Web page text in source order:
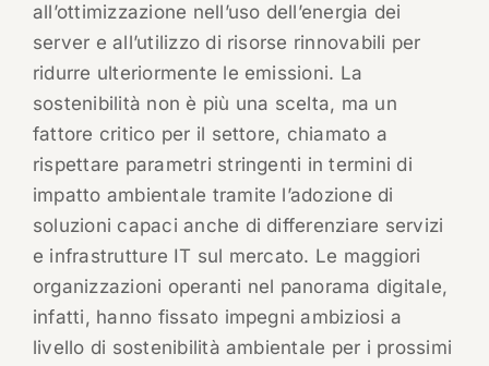
all’ottimizzazione nell’uso dell’energia dei
server e all’utilizzo di risorse rinnovabili per
ridurre ulteriormente le emissioni. La
sostenibilità non è più una scelta, ma un
fattore critico per il settore, chiamato a
rispettare parametri stringenti in termini di
impatto ambientale tramite l’adozione di
soluzioni capaci anche di differenziare servizi
e infrastrutture IT sul mercato. Le maggiori
organizzazioni operanti nel panorama digitale,
infatti, hanno fissato impegni ambiziosi a
livello di sostenibilità ambientale per i prossimi